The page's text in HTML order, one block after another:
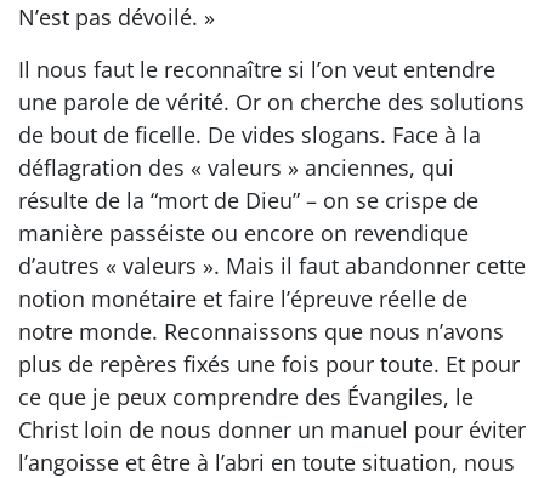
N’est pas dévoilé. »
Il nous faut le reconnaître si l’on veut entendre
une parole de vérité. Or on cherche des solutions
de bout de ficelle. De vides slogans. Face à la
déflagration des « valeurs » anciennes, qui
résulte de la “mort de Dieu” – on se crispe de
manière passéiste ou encore on revendique
d’autres « valeurs ». Mais il faut abandonner cette
notion monétaire et faire l’épreuve réelle de
notre monde. Reconnaissons que nous n’avons
plus de repères fixés une fois pour toute. Et pour
ce que je peux comprendre des Évangiles, le
Christ loin de nous donner un manuel pour éviter
l’angoisse et être à l’abri en toute situation, nous